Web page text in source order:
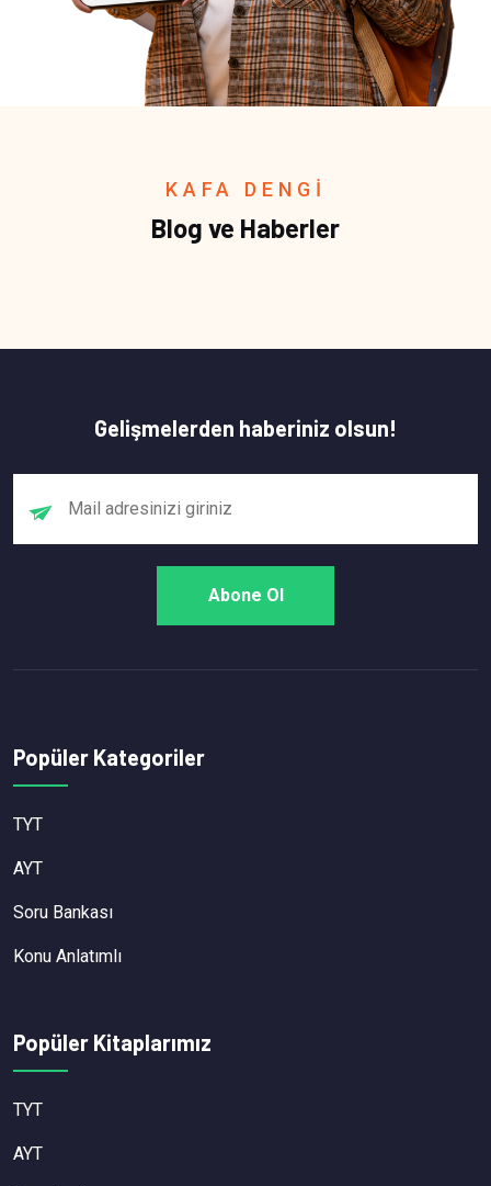
KAFA DENGİ
Blog ve Haberler
Gelişmelerden haberiniz olsun!
Popüler Kategoriler
TYT
AYT
Soru Bankası
Konu Anlatımlı
Popüler Kitaplarımız
TYT
AYT